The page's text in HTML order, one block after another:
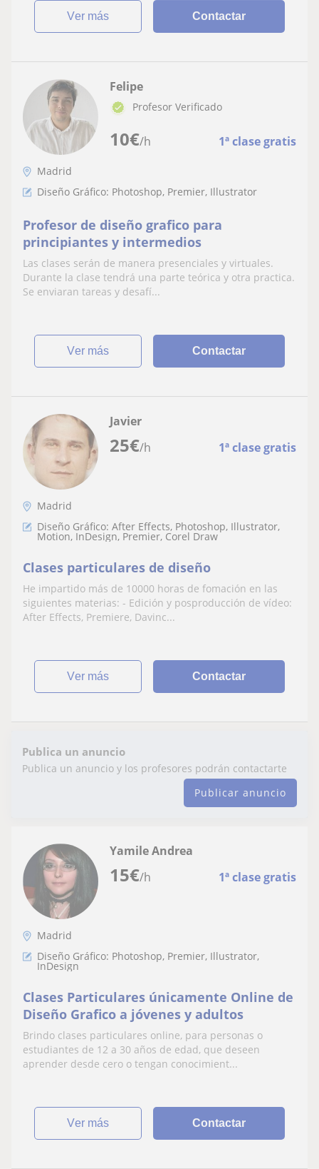
ver más Contactar
10€/h 1ª clase gratis
Felipe
Profesor Verificado
Madrid
Diseño Gráfico: Photoshop, Premier, Illustrator
Profesor de diseño grafico para
principiantes y intermedios
Las clases serán de manera presenciales y virtuales.
Durante la clase tendrá una parte teórica y otra practica.
Se enviaran tareas y desafí...
ver más Contactar
25€/h 1ª clase gratis
Javier
Madrid
Diseño Gráfico: After Effects, Photoshop, Illustrator,
Motion, InDesign, Premier, Corel Draw
Clases particulares de diseño
He impartido más de 10000 horas de fomación en las
siguientes materias: - Edición y posproducción de vídeo:
After Effects, Premiere, Davinc...
ver más Contactar
Publica un anuncio
Publica un anuncio y los profesores podrán contactarte
Publicar anuncio
15€/h 1ª clase gratis
Yamile Andrea
Madrid
Diseño Gráfico: Photoshop, Premier, Illustrator,
InDesign
Clases Particulares únicamente Online de
Diseño Grafico a jóvenes y adultos
Brindo clases particulares online, para personas o
estudiantes de 12 a 30 años de edad, que deseen
aprender desde cero o tengan conocimient...
ver más Contactar